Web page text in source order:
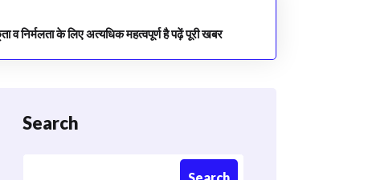
व निर्मलता के लिए अत्यधिक महत्वपूर्ण है पढ़ें पूरी खबर
Search
Search